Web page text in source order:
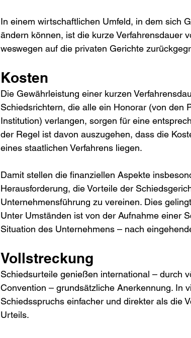
In einem wirtschaftlichen Umfeld, in dem sich
ändern können, ist die kurze Verfahrensdauer
weswegen auf die privaten Gerichte
Kosten
Die Gewährleistung einer kurzen
Schiedsrichtern, die alle ein Honorar (von den
Institution) verlangen, sorgen für eine
der Regel ist davon auszugehen, dass die
eines staatlichen Verfahrens liegen.
Damit stellen die finanziellen Aspekte
Herausforderung, die Vorteile der
Unternehmensführung zu vereinen. Dies
Unter Umständen ist von der Aufnahme einer
Situation des Unternehmens – nach
Vollstreckung
Schiedsurteile genießen international – durch
Convention – grundsätzliche Anerkennung. In
Schiedsspruchs einfacher und direkter als die
Urteils.